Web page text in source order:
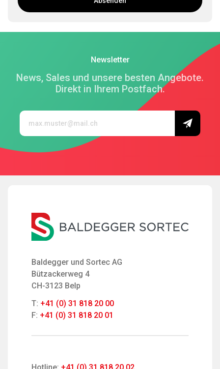
Newsletter
News, Sales und unsere besten Angebote.
Direkt in Ihrem Postfach.
Baldegger und Sortec AG
Bützackerweg 4
CH-3123 Belp
T: +41 (0) 31 818 20 00
F: +41 (0) 31 818 20 01